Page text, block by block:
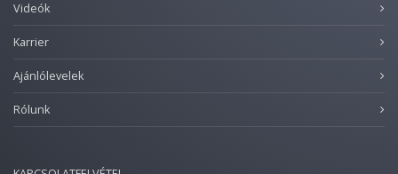
Videók
Karrier
Ajánlólevelek
Rólunk